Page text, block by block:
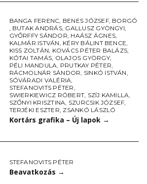
BANGA FERENC, BENES JÓZSEF, BORGÓ
, BUTAK ANDRÁS, GALLUSZ GYÖNGYI,
GYŐRFFY SÁNDOR, HAÁSZ ÁGNES,
KALMÁR ISTVÁN, KÉRY BÁLINT BENCE,
KISS ZOLTÁN, KOVÁCS PÉTER BALÁZS,
KÓTAI TAMÁS, OLAJOS GYÖRGY,
PÉLI MANDULA, PRUTKAY PÉTER,
RÁCMOLNÁR SÁNDOR, SINKÓ ISTVÁN,
SÓVÁRADI VALÉRIA,
STEFANOVITS PÉTER,
SWIERKIEWICZ RÓBERT, SZÍJ KAMILLA,
SZŐNYI KRISZTINA, SZURCSIK JÓZSEF,
TERJÉKI ESZTER, ZSANKÓ LÁSZLÓ
Kortárs grafika – Új lapok →
STEFANOVITS PÉTER
Beavatkozás →